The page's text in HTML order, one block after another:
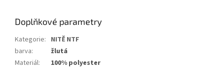
Doplňkové parametry
Kategorie: NITĚ NTF
barva:
žlutá
Materiál: 100% polyester